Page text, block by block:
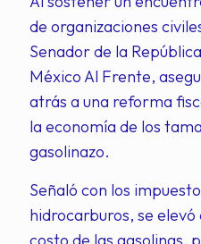
de organizaciones
Senador de la
México Al Frente,
atrás a una reforma
la economía de los
gasolinazo.
Señaló con los
hidrocarburos, se